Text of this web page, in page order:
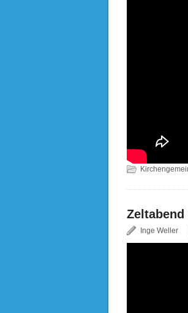
Zeltabend
Inge Weller